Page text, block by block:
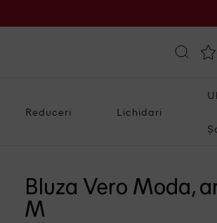
Reduceri Lichidari
Bluza Vero Moda,
M